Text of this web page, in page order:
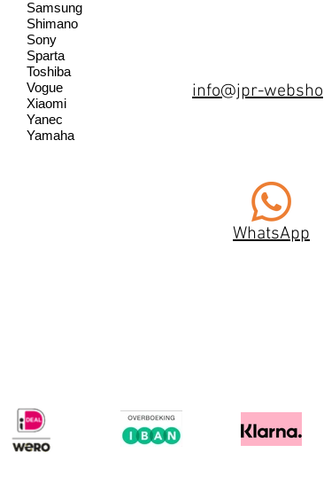
Samsung
Shimano
Sony
Sparta
Toshiba
Vogue
Xiaomi
Yanec
Yamaha
info@jpr-
WhatsApp